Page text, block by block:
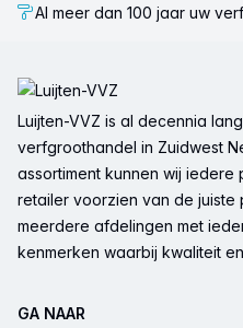
Al meer dan 100 jaar uw
Luijten-VVZ is al decennia
verfgroothandel in Zuidwest
assortiment kunnen wij
retailer voorzien van de juiste
meerdere afdelingen met
kenmerken waarbij kwaliteit
GA NAAR